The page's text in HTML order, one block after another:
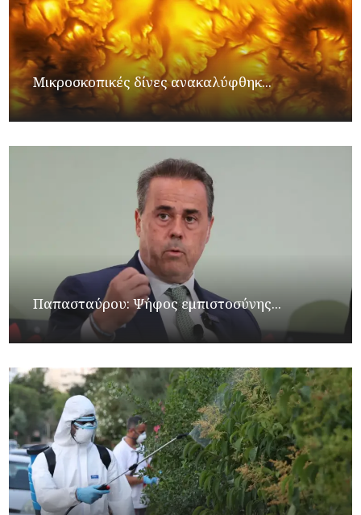
Μικροσκοπικές δίνες ανακαλύφθηκ...
Παπασταύρου: Ψήφος εμπιστοσύνης...